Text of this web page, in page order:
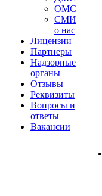
ОМС
СМИ
о нас
Лицензии
Партнеры
Надзорные
органы
Отзывы
Реквизиты
Вопросы и
ответы
Вакансии